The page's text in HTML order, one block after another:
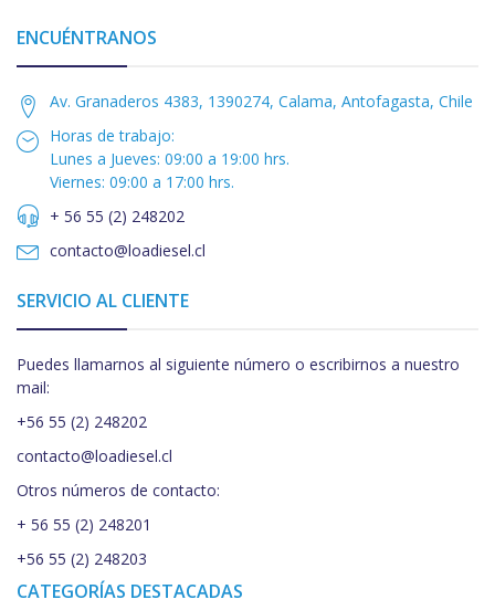
ENCUÉNTRANOS
Av. Granaderos 4383, 1390274, Calama, Antofagasta, Chile
Horas de trabajo:
Lunes a Jueves: 09:00 a 19:00 hrs.
Viernes: 09:00 a 17:00 hrs.
+ 56 55 (2) 248202
contacto@loadiesel.cl
SERVICIO AL CLIENTE
Puedes llamarnos al siguiente número o escribirnos a nuestro
mail:
+56 55 (2) 248202
contacto@loadiesel.cl
Otros números de contacto:
+ 56 55 (2) 248201
+56 55 (2) 248203
CATEGORÍAS DESTACADAS